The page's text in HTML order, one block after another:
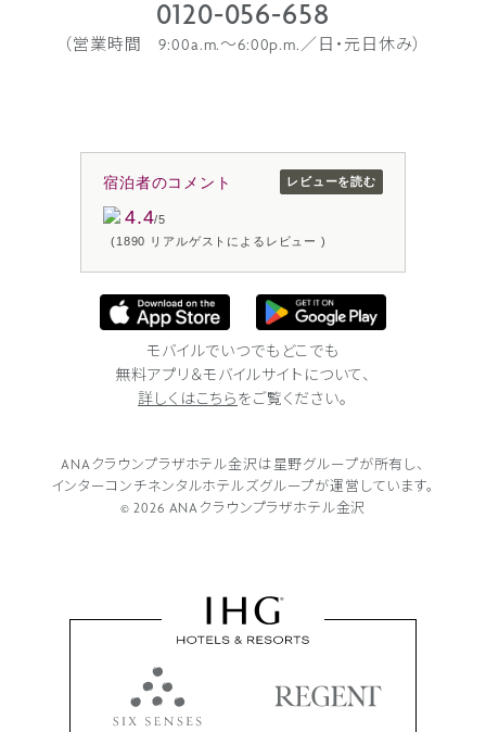
0120-056-658
（営業時間 9:00a.m.〜6:00p.m.／日・元日休み）
宿泊者のコメント
4.4/5
(1890 リアルゲストによるレビュー )
レビューを読む
モバイルでいつでもどこでも
無料アプリ＆モバイルサイトについて、
詳しくはこちら をご覧ください。
ANAクラウンプラザホテル金沢は 星野グループが所有し、
インターコンチネンタルホテルズグループが運営しています。
© 2026 ANAクラウンプラザホテル金沢